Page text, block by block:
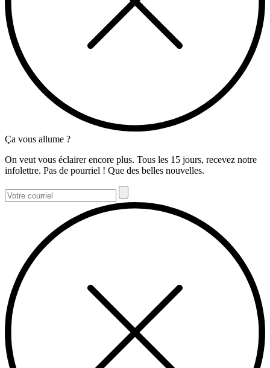
Ça vous allume ?
On veut vous éclairer encore plus. Tous les 15 jours, recevez notre
infolettre. Pas de pourriel ! Que des belles nouvelles.